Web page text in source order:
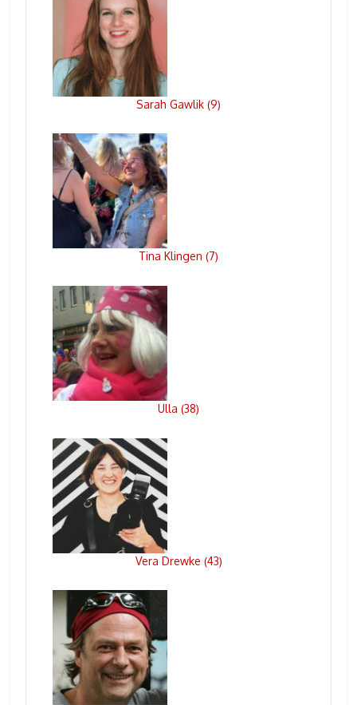
Sarah Gawlik (9)
Tina Klingen (7)
Ulla (38)
Vera Drewke (43)